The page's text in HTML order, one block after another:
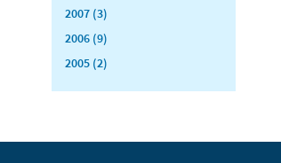
2007 (3)
2006 (9)
2005 (2)